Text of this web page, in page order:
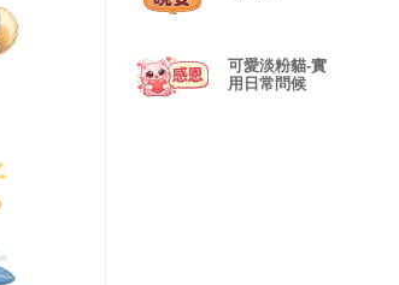
可愛淡粉貓-實
用日常問候